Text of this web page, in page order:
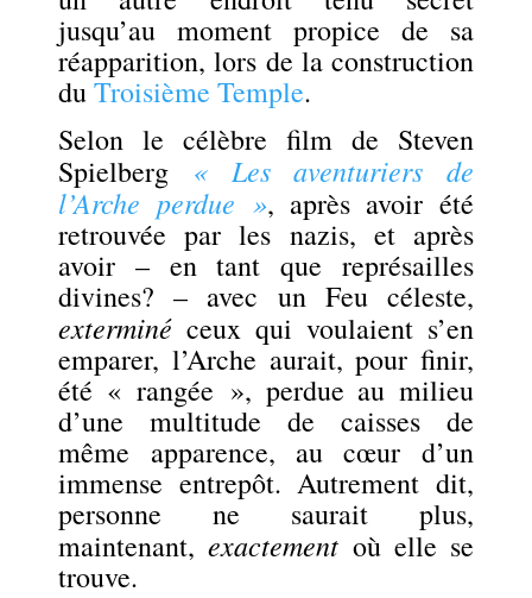
jusqu’au moment propice de sa
réapparition, lors de la construction
du Troisième Temple.
Selon le célèbre film de Steven
Spielberg
« Les aventuriers de
l’Arche perdue », après avoir été
retrouvée par les nazis, et après
avoir – en tant que représailles
divines? – avec un Feu céleste,
exterminé ceux qui voulaient s’en
emparer, l’Arche aurait, pour finir,
été « rangée », perdue au milieu
d’une multitude de caisses de
même apparence, au cœur d’un
immense entrepôt. Autrement dit,
personne ne saurait plus,
maintenant,exactement où elle se
trouve.